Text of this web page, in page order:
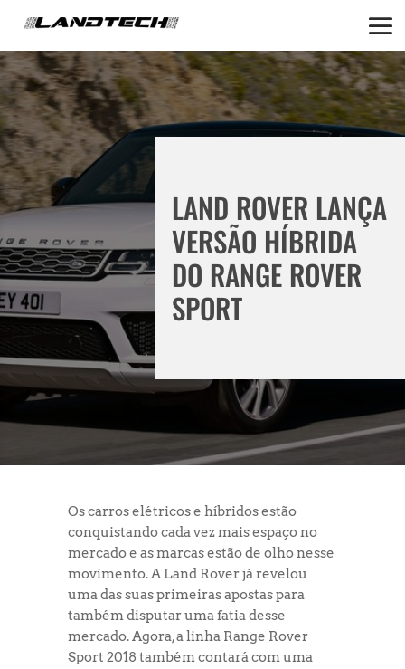
LAND ROVER LANÇA
VERSÃO HÍBRIDA
DO RANGE ROVER
SPORT
Os carros elétricos e híbridos estão
conquistando cada vez mais espaço no
mercado e as marcas estão de olho nesse
movimento. A Land Rover já revelou
uma das suas primeiras apostas para
também disputar uma fatia desse
mercado. Agora, a linha Range Rover
Sport 2018 também contará com uma